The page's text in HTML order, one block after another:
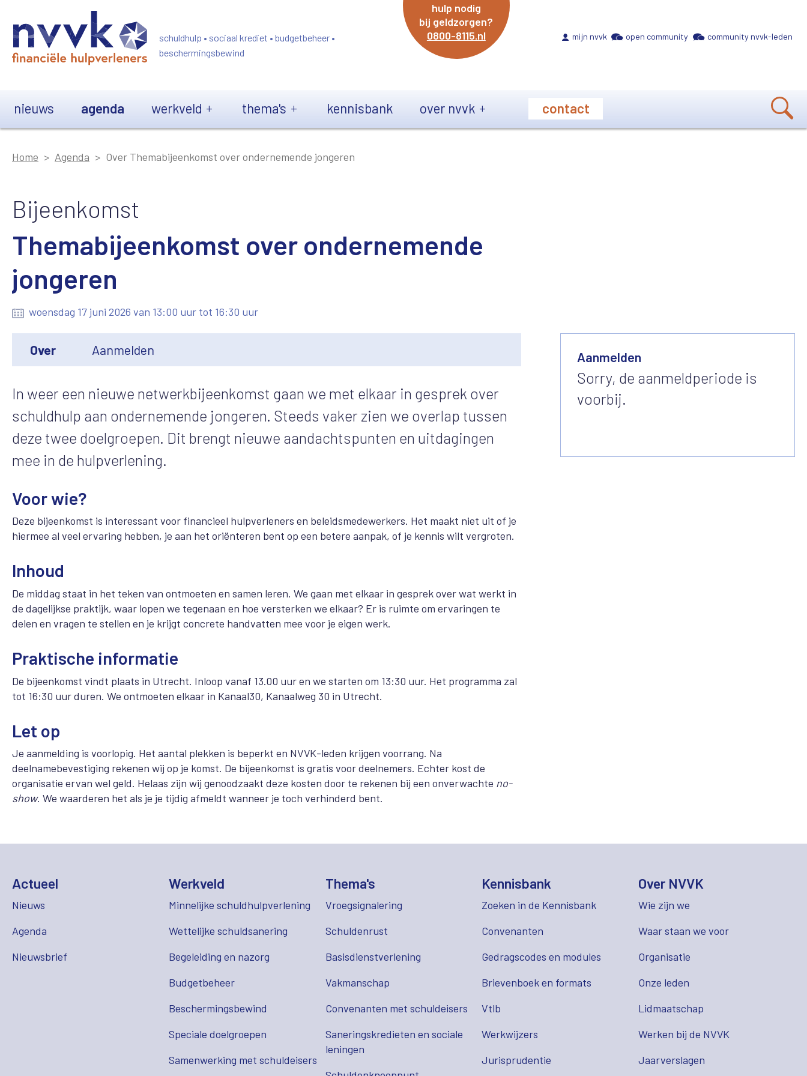
schuldhulp • sociaal krediet • budgetbeheer •
beschermingsbewind
hulp nodig
bij geldzorgen?
0800-8115.nl
mijn nvvk open community community nvvk-leden
nieuws agenda werkveld thema's kennisbank over nvvk contact
Home Agenda Over Themabijeenkomst over ondernemende jongeren
Bijeenkomst
Themabijeenkomst over ondernemende
jongeren
woensdag 17 juni 2026 van 13:00 uur tot 16:30 uur
Over Aanmelden
In weer een nieuwe netwerkbijeenkomst gaan we met elkaar in gesprek over
schuldhulp aan ondernemende jongeren. Steeds vaker zien we overlap tussen
deze twee doelgroepen. Dit brengt nieuwe aandachtspunten en uitdagingen
mee in de hulpverlening.
Voor wie?
Deze bijeenkomst is interessant voor financieel hulpverleners en beleidsmedewerkers. Het maakt niet uit of je
hiermee al veel ervaring hebben, je aan het oriënteren bent op een betere aanpak, of je kennis wilt vergroten.
Inhoud
De middag staat in het teken van ontmoeten en samen leren. We gaan met elkaar in gesprek over wat werkt in
de dagelijkse praktijk, waar lopen we tegenaan en hoe versterken we elkaar? Er is ruimte om ervaringen te
delen en vragen te stellen en je krijgt concrete handvatten mee voor je eigen werk.
Praktische informatie
De bijeenkomst vindt plaats in Utrecht. Inloop vanaf 13.00 uur en we starten om 13:30 uur. Het programma zal
tot 16:30 uur duren. We ontmoeten elkaar in Kanaal30, Kanaalweg 30 in Utrecht.
Let op
Je aanmelding is voorlopig. Het aantal plekken is beperkt en NVVK-leden krijgen voorrang. Na
deelnamebevestiging rekenen wij op je komst. De bijeenkomst is gratis voor deelnemers. Echter kost de
organisatie ervan wel geld. Helaas zijn wij genoodzaakt deze kosten door te rekenen bij een onverwachte no-
show. We waarderen het als je je tijdig afmeldt wanneer je toch verhinderd bent.
Aanmelden
Sorry, de aanmeldperiode is
voorbij.
Actueel
Nieuws
Agenda
Nieuwsbrief
Werkveld
Minnelijke schuldhulpverlening
Wettelijke schuldsanering
Begeleiding en nazorg
Budgetbeheer
Beschermingsbewind
Speciale doelgroepen
Samenwerking met schuldeisers
Thema's
Vroegsignalering
Schuldenrust
Basisdienstverlening
Vakmanschap
Convenanten met schuldeisers
Saneringskredieten en sociale
leningen
Kennisbank
Zoeken in de Kennisbank
Convenanten
Gedragscodes en modules
Brievenboek en formats
Vtlb
Werkwijzers
Jurisprudentie
Over NVVK
Wie zijn we
Waar staan we voor
Organisatie
Onze leden
Lidmaatschap
Werken bij de NVVK
Jaarverslagen